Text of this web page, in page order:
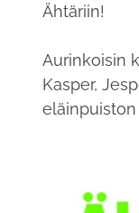
Ähtäriin!
Aurinkoisin
Kasper,